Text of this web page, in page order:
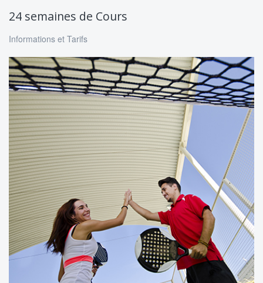
24 semaines de Cours
Informations et Tarifs